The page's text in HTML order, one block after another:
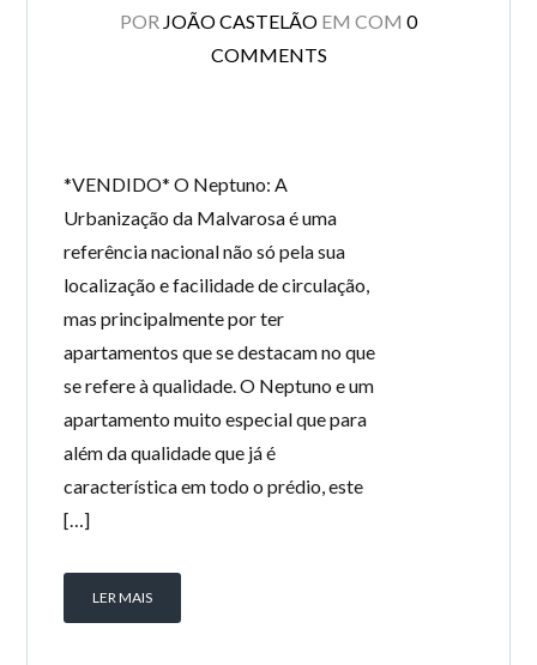
POR JOÃO CASTELÃO EM COM 0
COMMENTS
*VENDIDO* O Neptuno: A
Urbanização da Malvarosa é uma
referência nacional não só pela sua
localização e facilidade de circulação,
mas principalmente por ter
apartamentos que se destacam no que
se refere à qualidade. O Neptuno e um
apartamento muito especial que para
além da qualidade que já é
característica em todo o prédio, este
[…]
LER MAIS